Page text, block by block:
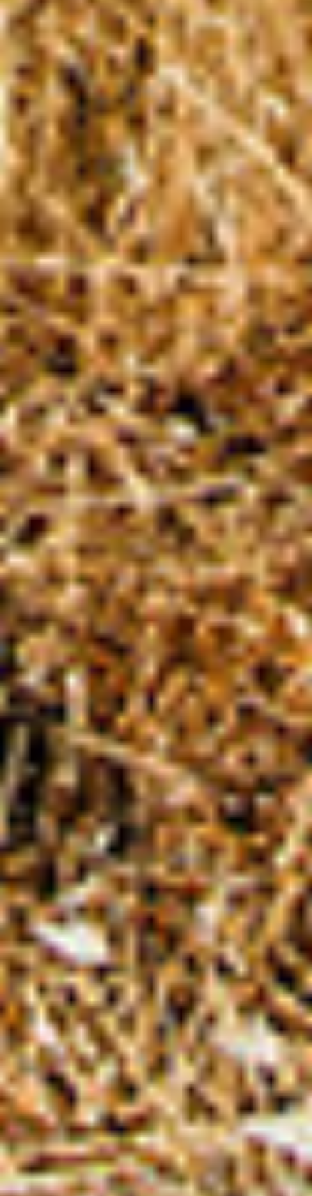
FARK YARATANLAR
Çevresindeki sorunlar karşısında çözümün
parçası olmayı seçen, aktif vatandaşlık örneği
sergileyen, somut ve sürdürülebilir değişim
için yenilikçi çözümler üreten, etkisi
ölçülebilir toplumsal katkılar sağlayan,
hikâyesiyle çevresine ilham veren Fark
Yaratanlar ile tanışın.